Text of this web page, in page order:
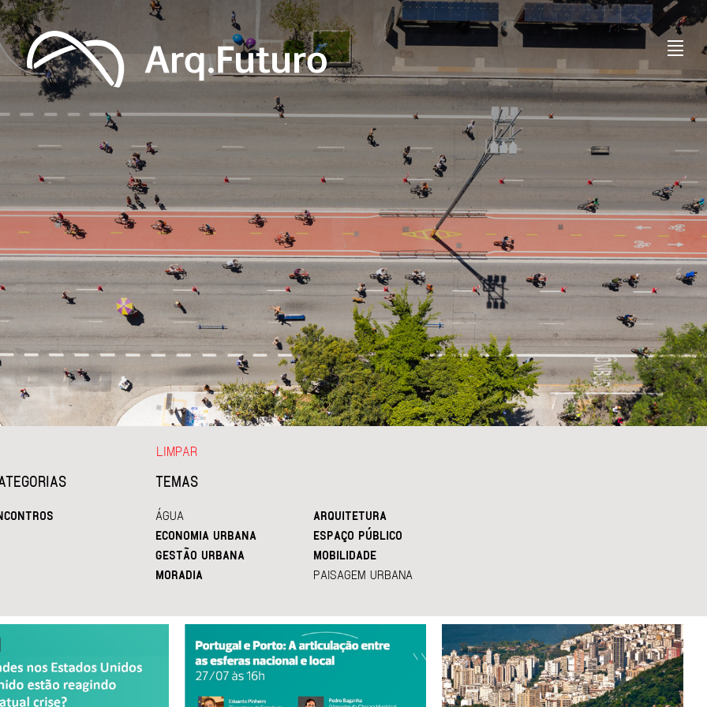
TEMAS
ÁGUA
ARQUITETURA
ECONOMIA URBANA
ESPAÇO PÚBLICO
GESTÃO URBANA
MOBILIDADE
MORADIA
PAISAGEM URBANA
LIMPAR